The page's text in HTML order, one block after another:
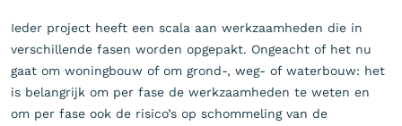
Ieder project heeft een scala aan werkzaamheden die in
verschillende fasen worden opgepakt. Ongeacht of het nu
gaat om woningbouw of om grond-, weg- of waterbouw: het
is belangrijk om per fase de werkzaamheden te weten en
om per fase ook de risico’s op schommeling van de